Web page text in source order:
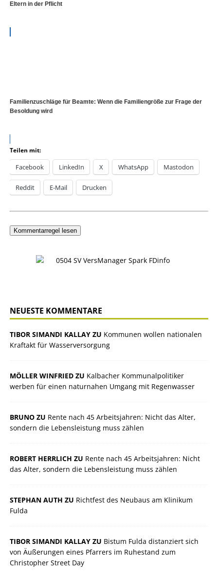
Eltern in der Pflicht
Familienzuschläge für Beamte: Wenn die Familiengröße zur Frage der
Besoldung wird
Teilen mit:
Facebook LinkedIn X WhatsApp Mastodon
Reddit E-Mail Drucken
Kommentarregel lesen
NEUESTE KOMMENTARE
TIBOR SIMANDI KALLAY ZU Kommunen wollen nationalen
Kraftakt für Wasserversorgung
MÖLLER WINFRIED ZU Kalbacher Kommunalpolitiker
werben für einen naturnahen Umgang mit Regenwasser
BRUNO ZU Rente nach 45 Arbeitsjahren: Nicht das Alter,
sondern die Lebensleistung muss zählen
ROBERT HERRLICH ZU Rente nach 45 Arbeitsjahren: Nicht
das Alter, sondern die Lebensleistung muss zählen
STEPHAN AUTH ZU Richtfest des Neubaus am Klinikum
Fulda
TIBOR SIMANDI KALLAY ZU Bistum Fulda distanziert sich
von Äußerungen eines Pfarrers im Ruhestand zum
Christopher Street Day